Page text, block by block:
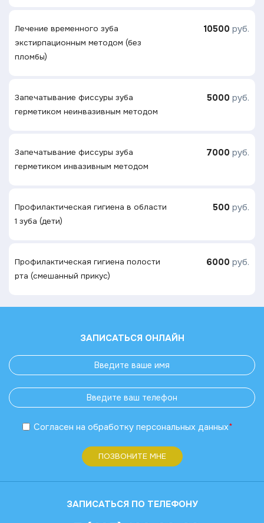
Лечение временного зуба
экстирпационным методом (без
пломбы)
10500 руб.
Запечатывание фиссуры зуба
герметиком неинвазивным методом
5000 руб.
Запечатывание фиссуры зуба
герметиком инвазивным методом
7000 руб.
Профилактическая гигиена в области
1 зуба (дети)
500 руб.
Профилактическая гигиена полости
рта (смешанный прикус)
6000 руб.
ЗАПИСАТЬСЯ ОНЛАЙН
Согласен на обработку персональных данных*
ПОЗВОНИТЕ МНЕ
ЗАПИСАТЬСЯ ПО ТЕЛЕФОНУ